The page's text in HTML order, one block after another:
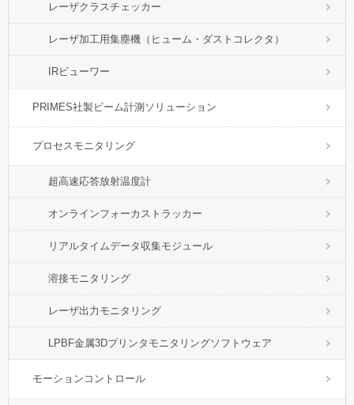
レーザクラスチェッカー
レーザ加工用集塵機（ヒューム・ダストコレクタ）
IRビューワー
PRIMES社製ビーム計測ソリューション
プロセスモニタリング
超高速応答放射温度計
オンラインフォーカストラッカー
リアルタイムデータ収集モジュール
溶接モニタリング
レーザ出力モニタリング
LPBF金属3Dプリンタモニタリングソフトウェア
モーションコントロール